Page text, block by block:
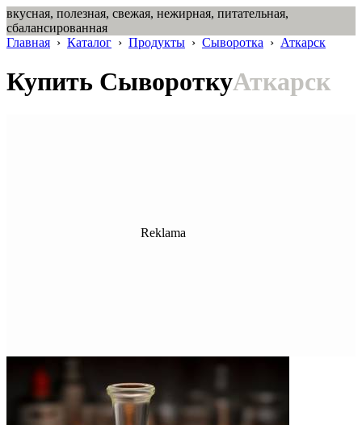
вкусная, полезная, свежая, нежирная, питательная,
сбалансированная
Главная › Каталог › Продукты › Сыворотка › Аткарск
Купить СывороткуАткарск